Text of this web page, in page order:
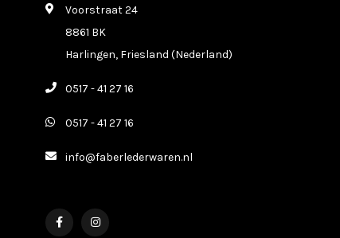
Voorstraat 24
8861 BK
Harlingen, Friesland (Nederland)
0517 - 41 27 16
0517 - 41 27 16
info@faberlederwaren.nl